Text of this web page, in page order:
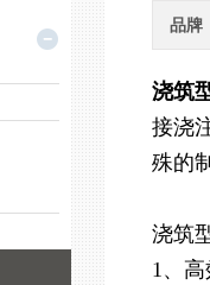
品牌
浇筑
接浇
殊的
浇筑
1、